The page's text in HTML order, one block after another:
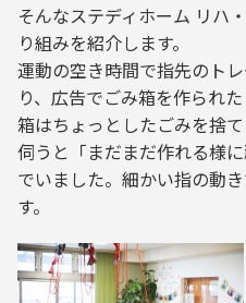
そんなステディホーム リハ
り組みを紹介します。
運動の空き時間で指先のト
り、広告でごみ箱を作られ
箱はちょっとしたごみを捨
伺うと「まだまだ作れる様
でいました。細かい指の動
す。